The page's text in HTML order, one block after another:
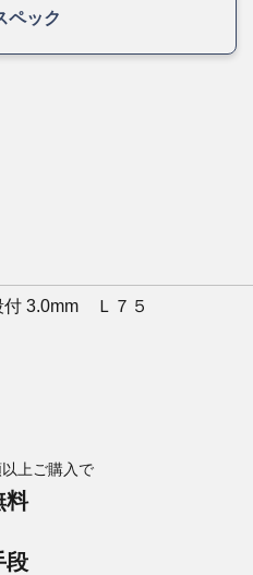
ペック
付 3.0mm Ｌ７５
上ご購入で
料
段